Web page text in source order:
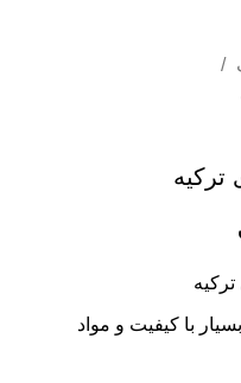
بسیار با کیفیت و مواد